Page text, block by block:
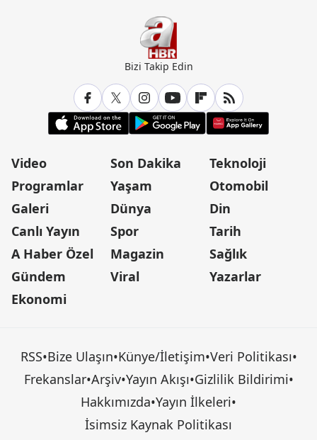
Bizi Takip Edin
Video
Programlar
Galeri
Canlı Yayın
A Haber Özel
Gündem
Ekonomi
Son Dakika
Yaşam
Dünya
Spor
Magazin
Viral
Teknoloji
Otomobil
Din
Tarih
Sağlık
Yazarlar
RSS•Bize Ulaşın•Künye/İletişim•Veri Politikası•
Frekanslar•Arşiv•Yayın Akışı•Gizlilik Bildirimi•
Hakkımızda•Yayın İlkeleri•
İsimsiz Kaynak Politikası